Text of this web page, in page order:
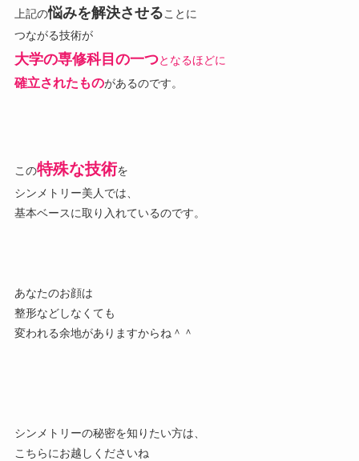
上記の悩みを解決させることに
つながる技術が
大学の専修科目の一つとなるほどに
確立されたものがあるのです。
この特殊な技術を
シンメトリー美人では、
基本ベースに取り入れているのです。
あなたのお顔は
整形などしなくても
変われる余地がありますからね＾＾
シンメトリーの秘密を知りたい方は、
こちらにお越しくださいね